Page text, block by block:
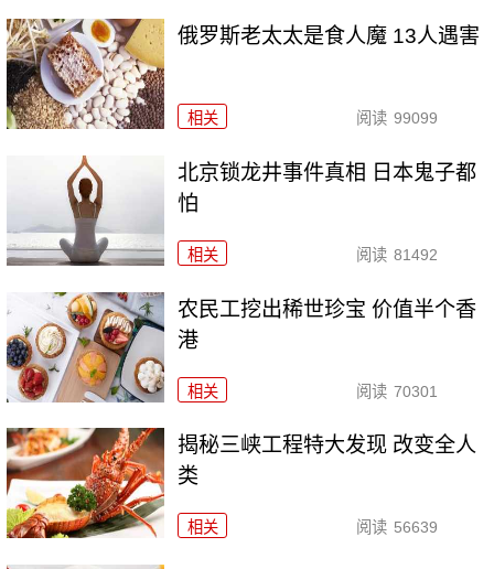
俄罗斯老太太是食人魔 13人遇害
相关 阅读 99099
北京锁龙井事件真相 日本鬼子都
怕
相关 阅读 81492
农民工挖出稀世珍宝 价值半个香
港
相关 阅读 70301
揭秘三峡工程特大发现 改变全人
类
相关 阅读 56639